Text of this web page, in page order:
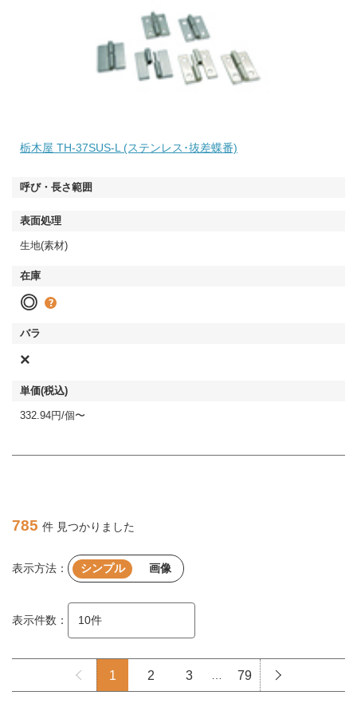
栃木屋 TH-37SUS-L (ステンレス･抜差蝶番)
生地(素材)
◎
×
332.94円/個〜
785 件 見つかりました
表示方法： シンプル 画像
表示件数：
1 2 3 79